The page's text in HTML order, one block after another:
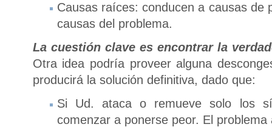
Causas raíces: conducen a causas de
causas del problema.
La cuestión clave es encontrar la
Otra idea podría proveer alguna
producirá la solución definitiva, dado que:
Si Ud. ataca o remueve solo los
comenzar a ponerse peor. El